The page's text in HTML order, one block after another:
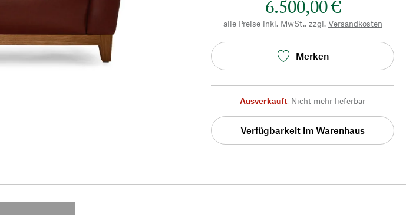
6.500,00 €
alle Preise inkl. MwSt., zzgl. Versandkosten
Merken
Ausverkauft, Nicht mehr lieferbar
Verfügbarkeit im Warenhaus